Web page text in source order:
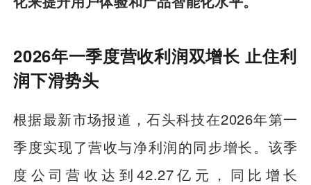
2026年一季度营收利润双增长 止住利
润下滑势头
根据最新市场报道，石头科技在2026年第一
季度实现了营收与净利润的同步增长。该季
度公司营收达到42.27亿元，同比增长